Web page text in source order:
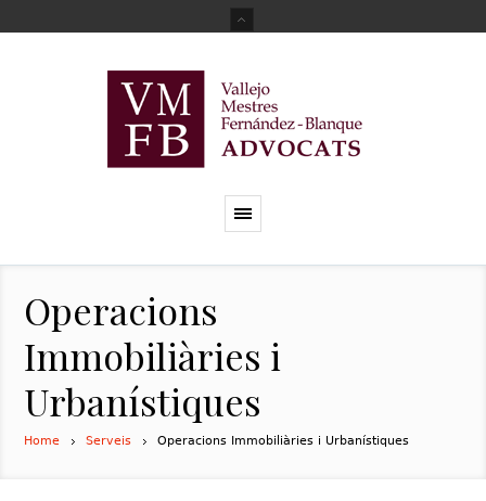
Operacions
Immobiliàries i
Urbanístiques
Home Serveis Operacions Immobiliàries i Urbanístiques